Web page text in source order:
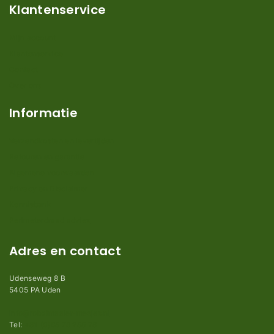
Klantenservice
Informatie
Adres en contact
Udenseweg 8 B
5405 PA Uden
Tel: